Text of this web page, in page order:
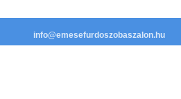
info@emesefurdoszobaszalon.hu